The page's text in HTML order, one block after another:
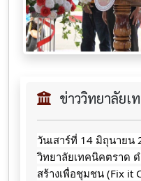
ข่าววิทยาลัยเ
วันเสาร์​ที่​ 14 มิถุนายน​
วิทยาลัยเทคนิคตราด
สร้างเพื่อชุมชน (Fix it